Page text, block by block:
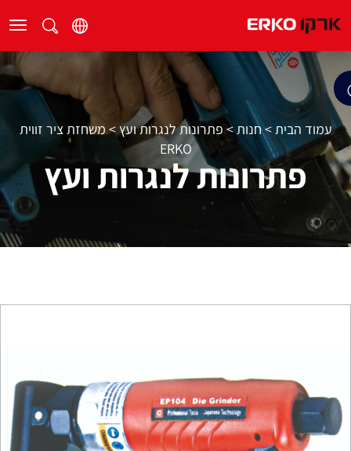
עמוד הבית >חנות>פתרונות לנגרות ועץ> משחזת ציר זווית
ERKO
פתרונות לנגרות ועץ